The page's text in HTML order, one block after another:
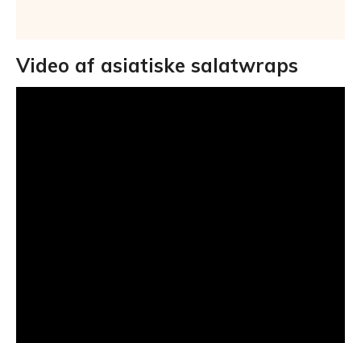
Video af asiatiske salatwraps